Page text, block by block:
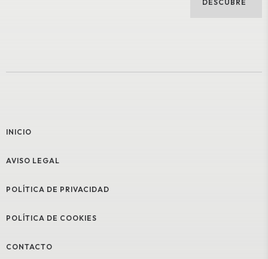
DESCUBRE
INICIO
AVISO LEGAL
POLÍTICA DE PRIVACIDAD
POLÍTICA DE COOKIES
CONTACTO